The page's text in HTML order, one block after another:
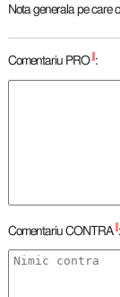
Nota generala pe care
Comentariu PRO :
Comentariu CONTRA :